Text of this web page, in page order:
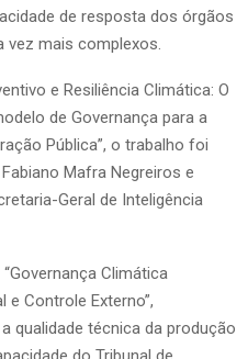
de resposta dos órgãos
vez mais complexos.
e Resiliência Climática: O
de Governança para a
Pública”, o trabalho foi
Mafra Negreiros e
Geral de Inteligência
Climática
e Controle Externo”,
qualidade técnica da produção